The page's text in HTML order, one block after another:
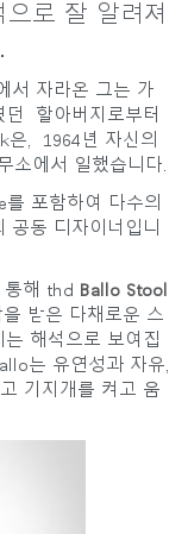
으로 잘 알려져
서 자라온 그는 가
할아버지로부터
은, 1964년 자신의
소에서 일했습니다.
포함하여 다수의
공동 디자이너입니
통해 thd Ballo Stool
받은 다채로운 스
해석으로 보여집
는 유연성과 자유,
기지개를 켜고 움